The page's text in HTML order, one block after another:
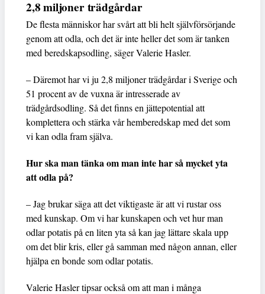
2,8 miljoner trädgårdar
De flesta människor har svårt att bli helt självförsörjande
genom att odla, och det är inte heller det som är tanken
med beredskapsodling, säger Valerie Hasler.
– Däremot har vi ju 2,8 miljoner trädgårdar i Sverige och
51 procent av de vuxna är intresserade av
trädgårdsodling. Så det finns en jättepotential att
komplettera och stärka vår hemberedskap med det som
vi kan odla fram själva.
Hur ska man tänka om man inte har så mycket yta
att odla på?
– Jag brukar säga att det viktigaste är att vi rustar oss
med kunskap. Om vi har kunskapen och vet hur man
odlar potatis på en liten yta så kan jag lättare skala upp
om det blir kris, eller gå samman med någon annan, eller
hjälpa en bonde som odlar potatis.
Valerie Hasler tipsar också om att man i många